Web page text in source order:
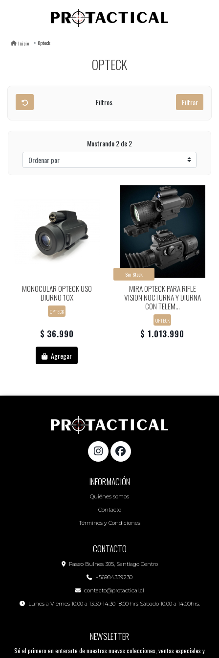
Inicio Opteck
OPTECK
Filtros Filtrar
Mostrando 2 de 2
MONOCULAR OPTECK USO
DIURNO 10X
OPTECK
$ 36.990
Agregar
Sin Stock
MIRA OPTECK PARA RIFLE
VISION NOCTURNA Y DIURNA
CON TELEM...
OPTECK
$ 1.013.990
INFORMACIÓN
Quiénes somos
Contacto
Términos y Condiciones
CONTACTO
Paseo Bulnes 305, Santiago Centro
+56984339230
contacto@protactical.cl
Lunes a Viernes 10:00 a 13:30-14:30 18:00 hrs Sábado 10:00 a 14:00hrs.
NEWSLETTER
Sé el primero en enterarte de nuestras nuevas colecciones, ventas especiales y